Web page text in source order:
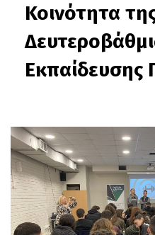
Κοινότητα
Εκπαίδευσης